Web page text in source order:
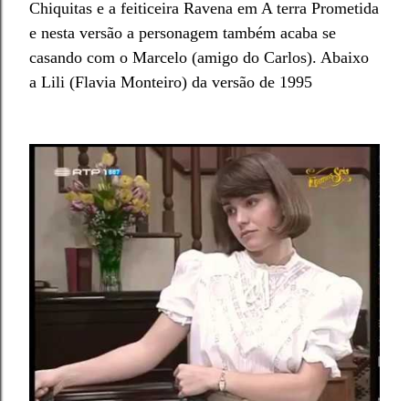
Chiquitas e a feiticeira Ravena em A terra Prometida
e nesta versão a personagem também acaba se
casando com o Marcelo (amigo do Carlos). Abaixo
a Lili (Flavia Monteiro) da versão de 1995